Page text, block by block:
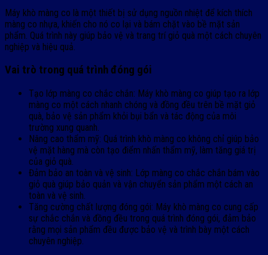
Máy khò màng co là một thiết bị sử dụng nguồn nhiệt để kích thích
màng co nhựa, khiến cho nó co lại và bám chặt vào bề mặt sản
phẩm. Quá trình này giúp bảo vệ và trang trí giỏ quà một cách chuyên
nghiệp và hiệu quả.
Vai trò trong quá trình đóng gói
Tạo lớp màng co chắc chắn: Máy khò màng co giúp tạo ra lớp
màng co một cách nhanh chóng và đồng đều trên bề mặt giỏ
quà, bảo vệ sản phẩm khỏi bụi bẩn và tác động của môi
trường xung quanh.
Nâng cao thẩm mỹ: Quá trình khò màng co không chỉ giúp bảo
vệ mặt hàng mà còn tạo điểm nhấn thẩm mỹ, làm tăng giá trị
của giỏ quà.
Đảm bảo an toàn và vệ sinh: Lớp màng co chắc chắn bám vào
giỏ quà giúp bảo quản và vận chuyển sản phẩm một cách an
toàn và vệ sinh.
Tăng cường chất lượng đóng gói: Máy khò màng co cung cấp
sự chắc chắn và đồng đều trong quá trình đóng gói, đảm bảo
rằng mọi sản phẩm đều được bảo vệ và trình bày một cách
chuyên nghiệp.